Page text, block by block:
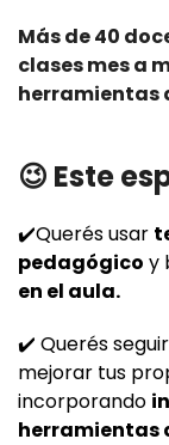
Más de 40
clases mes a
herramientas
😉 Este
✔️Querés usar
pedagógico y
en el aula.
✔️ Querés
mejorar tus
incorporando
herramientas